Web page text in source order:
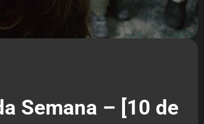
Semana – [10 de